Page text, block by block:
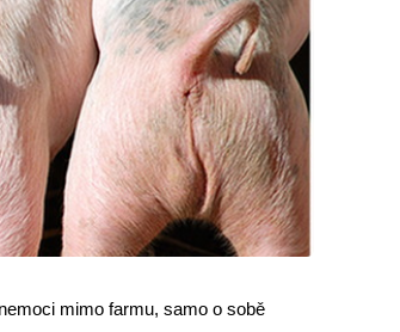
mimo farmu, samo o sobě